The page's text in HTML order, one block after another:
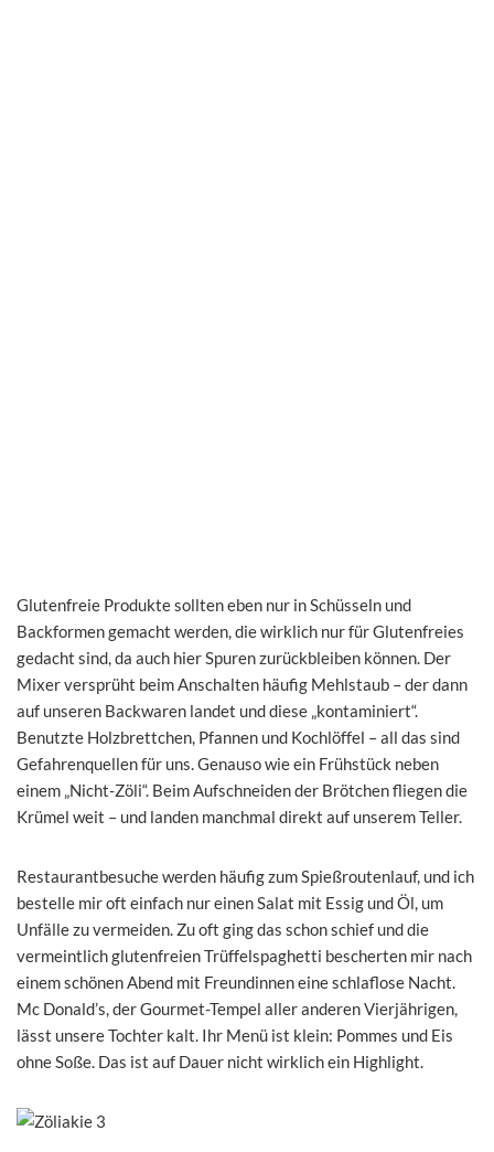
Glutenfreie Produkte sollten eben nur in Schüsseln und
Backformen gemacht werden, die wirklich nur für Glutenfreies
gedacht sind, da auch hier Spuren zurückbleiben können. Der
Mixer versprüht beim Anschalten häufig Mehlstaub – der dann
auf unseren Backwaren landet und diese „kontaminiert“.
Benutzte Holzbrettchen, Pfannen und Kochlöffel – all das sind
Gefahrenquellen für uns. Genauso wie ein Frühstück neben
einem „Nicht-Zöli“. Beim Aufschneiden der Brötchen fliegen die
Krümel weit – und landen manchmal direkt auf unserem Teller.
Restaurantbesuche werden häufig zum Spießroutenlauf, und ich
bestelle mir oft einfach nur einen Salat mit Essig und Öl, um
Unfälle zu vermeiden. Zu oft ging das schon schief und die
vermeintlich glutenfreien Trüffelspaghetti bescherten mir nach
einem schönen Abend mit Freundinnen eine schlaflose Nacht.
Mc Donald’s, der Gourmet-Tempel aller anderen Vierjährigen,
lässt unsere Tochter kalt. Ihr Menü ist klein: Pommes und Eis
ohne Soße. Das ist auf Dauer nicht wirklich ein Highlight.